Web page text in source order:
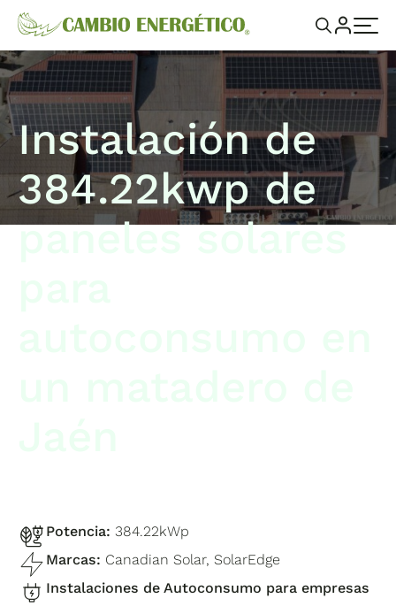
Instalación de
384.22kwp de
paneles solares
Potencia:384.22kWp
Marcas: Canadian Solar, SolarEdge
Instalaciones de Autoconsumo para empresas